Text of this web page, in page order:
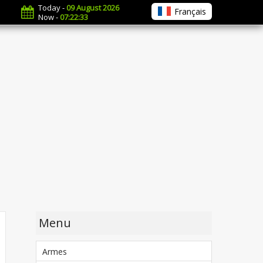
Today -09 August 2026
Now -07:22:34 Français
Menu
Armes